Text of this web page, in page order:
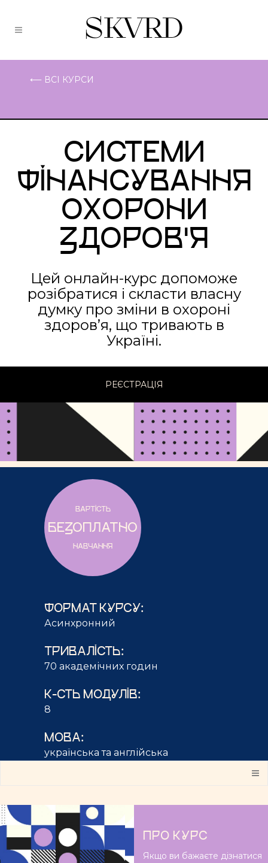
⟵ ВСІ КУРСИ
СИСТЕМИ
ФІНАНСУВАННЯ
ОХОРОНИ
ЗДОРОВ'Я
Цей онлайн-курс допоможе
розібратися і скласти власну
думку про зміни в охороні
здоров’я, що тривають в
Україні.
РЕЄСТРАЦІЯ
ВАРТІСТЬ
БЕЗОПЛАТНО
НАВЧАННЯ
ФОРМАТ КУРСУ:
Асинхронний
ТРИВАЛІСТЬ:
70 академічних годин
К-СТЬ МОДУЛІВ:
8
МОВА:
українська та англійська
ПРО КУРС
Якщо ви бажаєте дізнатися